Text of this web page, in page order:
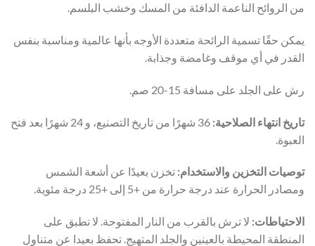
من الروائح الناعمة الدافئة من المسك وخشب البلسم.
يمكن حقًا تسمية الرائحة متعددة الأوجه بأنها عالمية ومناسبة بنفس
القدر في أي موقف وغامضة وجذابة.
رش على الجلد على مسافة 15-20 صم.
تاريخ انتهاء الصلاحية:
36 شهرًا من تاريخ التصنيع، و 24 شهرًا بعد فتح
العبوة.
توصيات التخزين والاستخدام: تخزن بعيدًا عن أشعة الشمس
ومصادر الحرارة عند درجة حرارة من +5 إلى +25 درجة مئوية.
الاحتياطات: لا ترش بالقرب من النار المفتوحة. لا تطبق على
المنطقة المحيطة بالعينين والجلد المتهيج. تحفظ بعيدا عن متناول